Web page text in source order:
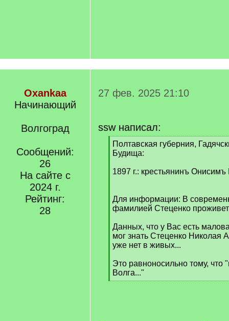
Oxankaa
Начинающий
Волгоград
Сообщений:
26
На сайте с
2024 г.
Рейтинг:
28
27 фев. 2025 21:10
ssw написал:
[
q
Полтавская губерния,
Будища:
1897 г.: крестьянинъ
Для информации: В
фамилией Стеценко
Данных, что у Вас есть
мог знать Стеценко Николая
уже нет в живых...
Это равноносильно тому, что
Волга..."
[